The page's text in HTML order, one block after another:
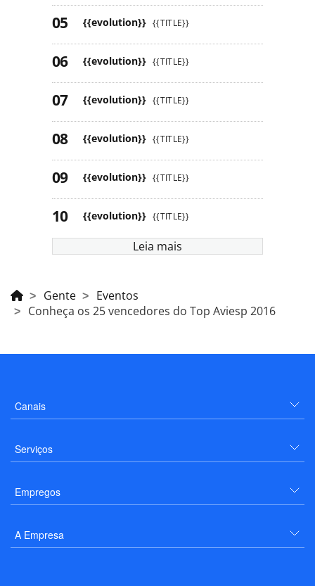
{{evolution}} {{TITLE}}
{{evolution}} {{TITLE}}
{{evolution}} {{TITLE}}
{{evolution}} {{TITLE}}
{{evolution}} {{TITLE}}
{{evolution}} {{TITLE}}
Leia mais
Gente
Eventos
Conheça os 25 vencedores do Top Aviesp 2016
Canais
Serviços
Empregos
A Empresa